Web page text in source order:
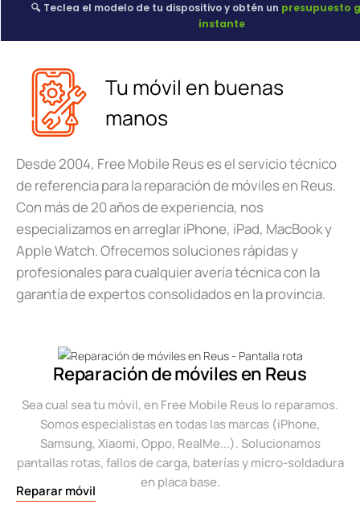
🔍 Teclea el modelo de tu dispositivo y obtén un presupuesto
instante
Tu móvil en buenas
manos
Desde 2004, Free Mobile Reus es el servicio técnico
de referencia para la reparación de móviles en Reus.
Con más de 20 años de experiencia, nos
especializamos en arreglar iPhone, iPad, MacBook y
Apple Watch. Ofrecemos soluciones rápidas y
profesionales para cualquier avería técnica con la
garantía de expertos consolidados en la provincia.
Reparación de móviles en Reus
Sea cual sea tu móvil, en Free Mobile Reus lo reparamos.
Somos especialistas en todas las marcas (iPhone,
Samsung, Xiaomi, Oppo, RealMe...). Solucionamos
pantallas rotas, fallos de carga, baterías y micro-soldadura
en placa base.
Reparar móvil